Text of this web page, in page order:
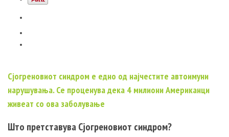
Сјогреновиот синдром е едно од најчестите автоимуни
нарушувања. Се проценува дека 4 милиони Американци
живеат со ова заболување
Што претставува Сјогреновиот синдром?